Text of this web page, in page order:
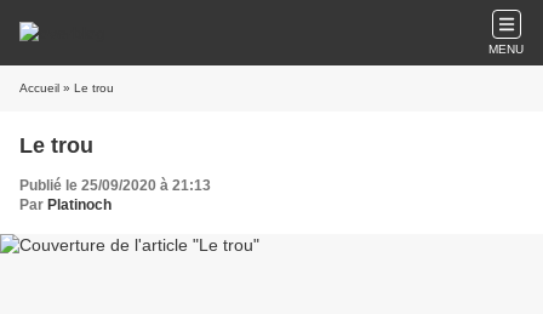
MENU
Accueil » Le trou
Le trou
Publié le 25/09/2020 à 21:13
Par Platinoch